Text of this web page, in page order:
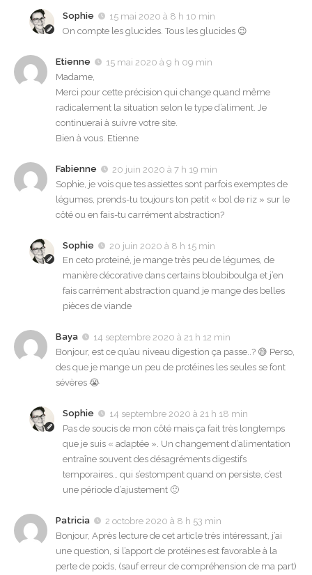
Sophie
15 mai 2020 à 8 h 10 min
On compte les glucides. Tous les glucides 😉
Etienne
15 mai 2020 à 9 h 09 min
Madame,
Merci pour cette précision qui change quand même
radicalement la situation selon le type d’aliment. Je
continuerai à suivre votre site.
Bien à vous. Etienne
Fabienne
20 juin 2020 à 7 h 19 min
Sophie, je vois que tes assiettes sont parfois exemptes de
légumes, prends-tu toujours ton petit « bol de riz » sur le
côté ou en fais-tu carrément abstraction?
Sophie
20 juin 2020 à 8 h 15 min
En ceto proteiné, je mange très peu de légumes, de
manière décorative dans certains bloubiboulga et j’en
fais carrément abstraction quand je mange des belles
pièces de viande
Baya
14 septembre 2020 à 21 h 12 min
Bonjour, est ce qu’au niveau digestion ça passe..? 😅 Perso,
des que je mange un peu de protéines les seules se font
sévères 😭
Sophie
14 septembre 2020 à 21 h 18 min
Pas de soucis de mon côté mais ça fait très longtemps
que je suis « adaptée ». Un changement d’alimentation
entraîne souvent des désagréments digestifs
temporaires… qui s’estompent quand on persiste, c’est
une période d’ajustement 🙂
Patricia
2 octobre 2020 à 8 h 53 min
Bonjour, Après lecture de cet article très intéressant, j’ai
une question, si l’apport de protéines est favorable à la
perte de poids, (sauf erreur de compréhension de ma part)